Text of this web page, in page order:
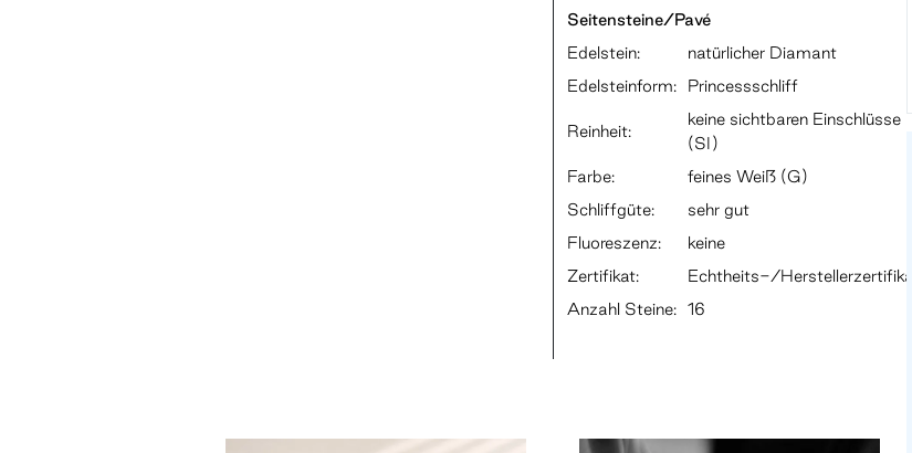
Seitensteine/Pavé
Edelstein:
natürlicher Diamant
Edelsteinform:
Princessschliff
Reinheit:
keine sichtbaren Einschlüsse
(SI)
Farbe:
feines Weiß (G)
Schliffgüte:
sehr gut
Fluoreszenz:
keine
Zertifikat:
Echtheits-/Herstellerzertifikat
Anzahl Steine: 16